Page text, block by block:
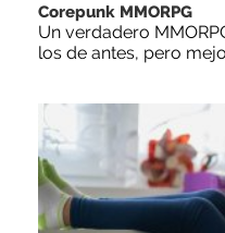
Corepunk MMORPG
Un verdadero
los de antes, pero